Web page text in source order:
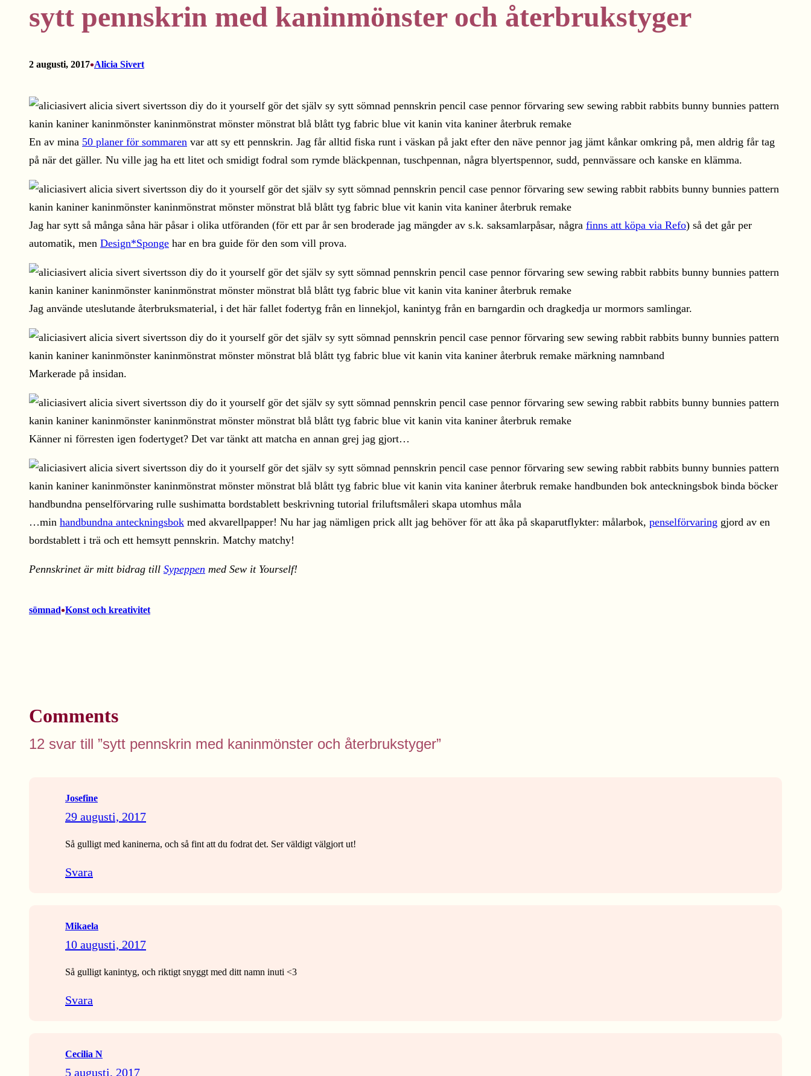
sytt pennskrin med kaninmönster och återbrukstyger
2 augusti, 2017•Alicia Sivert
En av mina 50 planer för sommaren var att sy ett pennskrin. Jag får alltid fiska runt i väskan på jakt efter den näve pennor jag jämt kånkar omkring på, men aldrig får tag
på när det gäller. Nu ville jag ha ett litet och smidigt fodral som rymde bläckpennan, tuschpennan, några blyertspennor, sudd, pennvässare och kanske en klämma.
Jag har sytt så många såna här påsar i olika utföranden (för ett par år sen broderade jag mängder av s.k. saksamlarpåsar, några finns att köpa via Refo) så det går per
automatik, men Design*Sponge har en bra guide för den som vill prova.
Jag använde uteslutande återbruksmaterial, i det här fallet fodertyg från en linnekjol, kanintyg från en barngardin och dragkedja ur mormors samlingar.
Markerade på insidan.
Känner ni förresten igen fodertyget? Det var tänkt att matcha en annan grej jag gjort…
…min handbundna anteckningsbok med akvarellpapper! Nu har jag nämligen prick allt jag behöver för att åka på skaparutflykter: målarbok, penselförvaring gjord av en
bordstablett i trä och ett hemsytt pennskrin. Matchy matchy!
Pennskrinet är mitt bidrag till Sypeppen med Sew it Yourself!
sömnad•Konst och kreativitet
Comments
12 svar till ”sytt pennskrin med kaninmönster och återbrukstyger”
Josefine
29 augusti, 2017
Så gulligt med kaninerna, och så fint att du fodrat det. Ser väldigt välgjort ut!
Svara
Mikaela
10 augusti, 2017
Så gulligt kanintyg, och riktigt snyggt med ditt namn inuti <3
Svara
Cecilia N
5 augusti, 2017